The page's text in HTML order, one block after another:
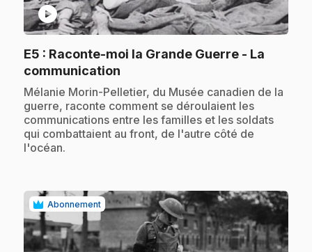
play_circle
E5 : Raconte-moi la Grande Guerre - La
communication
.Mélanie Morin-Pelletier, du Musée canadien de la
guerre, raconte comment se déroulaient les
communications entre les familles et les soldats
qui combattaient au front, de l'autre côté de
l'océan.
Abonnement